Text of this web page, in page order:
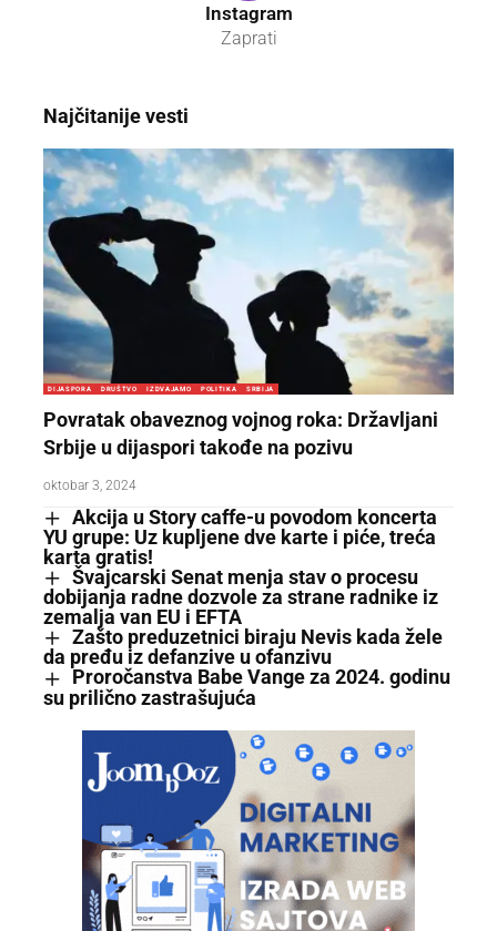
Instagram
Zaprati
Najčitanije vesti
DIJASPORA DRUŠTVO IZDVAJAMO POLITIKA SRBIJA
Povratak obaveznog vojnog roka: Državljani
Srbije u dijaspori takođe na pozivu
oktobar 3, 2024
Akcija u Story caffe-u povodom koncerta
YU grupe: Uz kupljene dve karte i piće, treća
karta gratis!
Švajcarski Senat menja stav o procesu
dobijanja radne dozvole za strane radnike iz
zemalja van EU i EFTA
Zašto preduzetnici biraju Nevis kada žele
da pređu iz defanzive u ofanzivu
Proročanstva Babe Vange za 2024. godinu
su prilično zastrašujuća